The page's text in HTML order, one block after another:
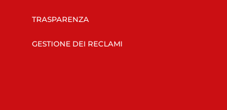
TRASPARENZA
GESTIONE DEI RECLAMI